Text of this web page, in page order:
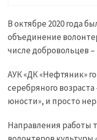
В октябре 2020 года
объединение
числе добровольцев
АУК «ДК «Нефтяник»
серебряного
юности», и просто
Направления работы